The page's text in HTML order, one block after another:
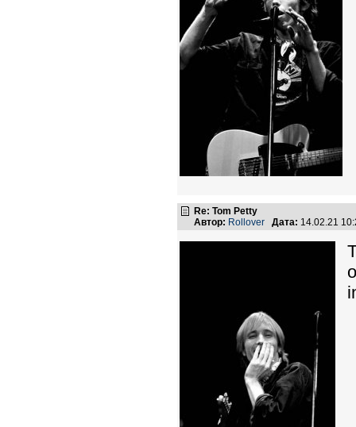
Re: Tom Petty
Автор: Rollover Дата: 14.02.21